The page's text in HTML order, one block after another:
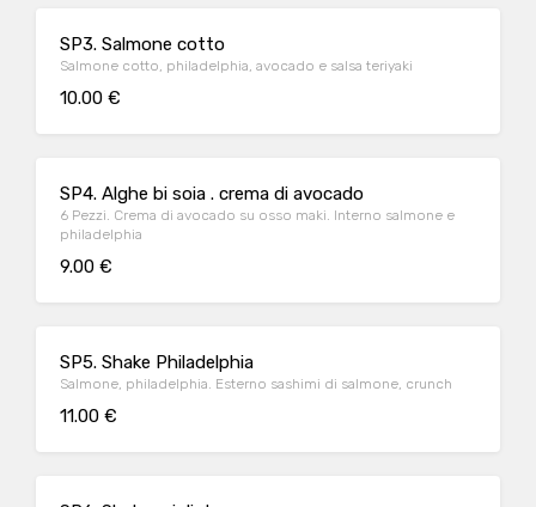
SP3. Salmone cotto
Salmone cotto, philadelphia, avocado e salsa teriyaki
10.00 €
SP4. Alghe bi soia . crema di avocado
6 Pezzi. Crema di avocado su osso maki. Interno salmone e
philadelphia
9.00 €
SP5. Shake Philadelphia
Salmone, philadelphia. Esterno sashimi di salmone, crunch
11.00 €